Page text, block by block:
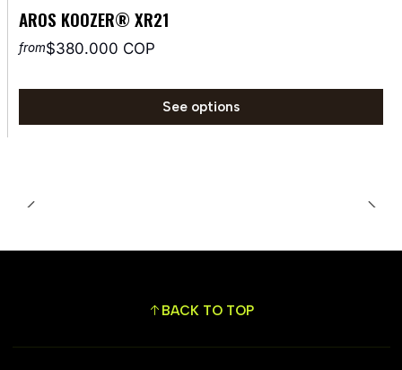
AROS KOOZER® XR21
from$380.000 COP
See options
BACK TO TOP